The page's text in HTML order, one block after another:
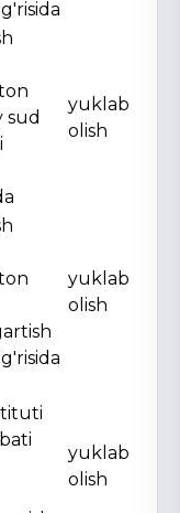
sud
yuklab
olish
yuklab
olish
yuklab
olish